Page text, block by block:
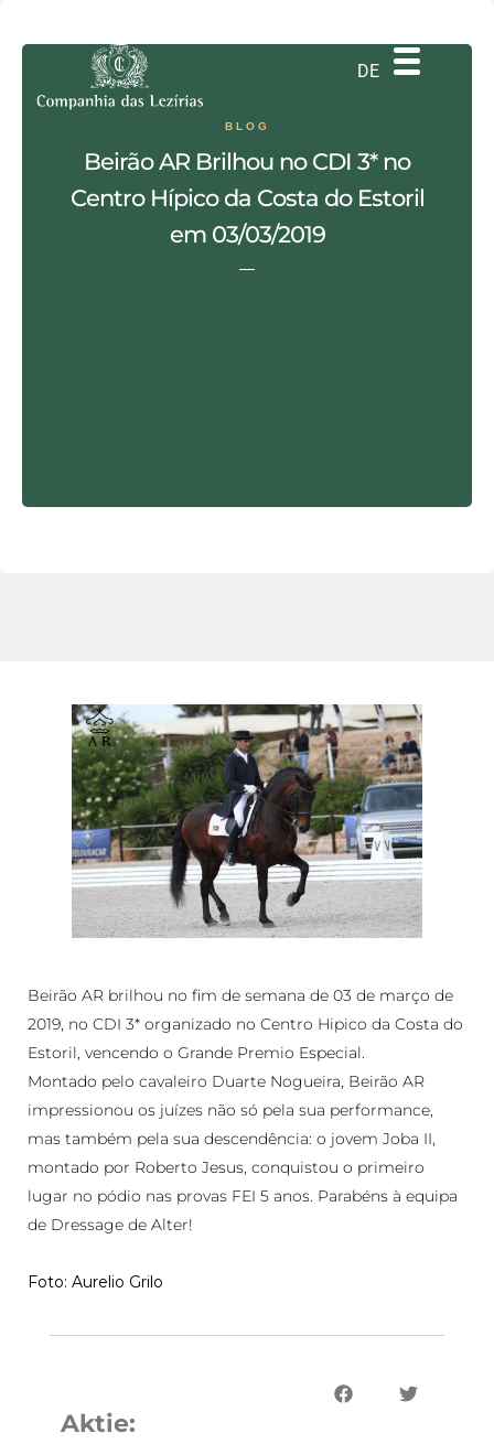
DE
PT
EN
ES
BLOG
Beirão AR Brilhou no CDI 3* no
Centro Hípico da Costa do Estoril
em 03/03/2019
Beirão AR brilhou no fim de semana de 03 de março de
2019, no CDI 3* organizado no Centro Hipico da Costa do
Estoril, vencendo o Grande Premio Especial.
Montado pelo cavaleiro Duarte Nogueira, Beirão AR
impressionou os juízes não só pela sua performance,
mas também pela sua descendência: o jovem Joba II,
montado por Roberto Jesus, conquistou o primeiro
lugar no pódio nas provas FEI 5 anos. Parabéns à equipa
de Dressage de Alter!
Foto: Aurelio Grilo
Aktie: